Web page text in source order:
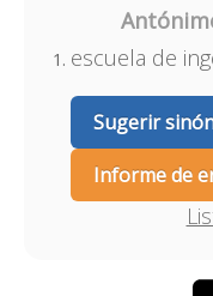
escuela de
Sugerir
Informe de